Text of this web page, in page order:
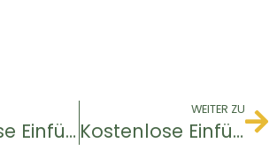
Kostenlose Einführung – Golftaufe
WEITER ZU
Kostenlose Einführung – Golftaufe